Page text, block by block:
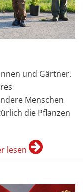
und Gärtner.
Menschen
die Pflanzen
lesen